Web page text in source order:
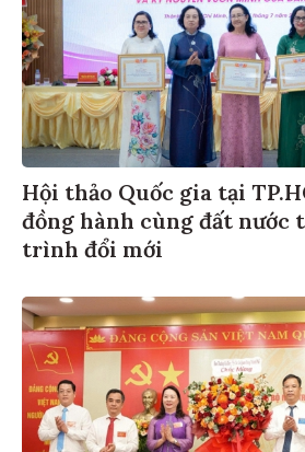
Hội thảo Quốc gia tại
đồng hành cùng đất nước
trình đổi mới